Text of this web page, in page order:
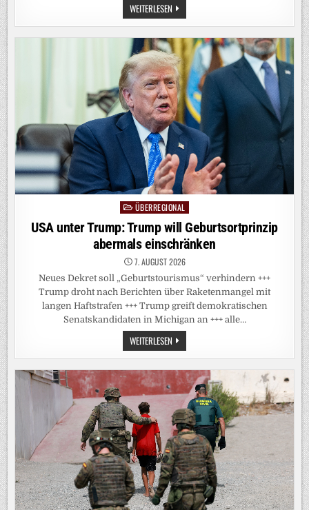
WEITERLESEN SCHWIMMTEICH:
BADEN
OHNE
BEDAUERN
Posted
in
ÜBERREGIONAL
USA unter Trump: Trump will Geburtsortprinzip
abermals einschränken
7. AUGUST 2026
Neues Dekret soll „Geburtstourismus“ verhindern +++
Trump droht nach Berichten über Raketenmangel mit
langen Haftstrafen +++ Trump greift demokratischen
Senatskandidaten in Michigan an +++ alle…
WEITERLESEN USA
UNTER
TRUMP:
TRUMP
WILL
GEBURTSORTPRINZIP
ABERMALS
EINSCHRÄNKEN